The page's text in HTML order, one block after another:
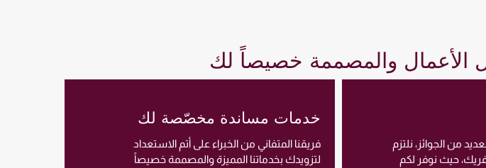
الأعمال والمصممة خصيصاً لك
من الجوائز، نلتزم
حيث نوفر لكم
خدمات مساندة مخصّصة لك
فريقنا المتفاني من الخبراء على أتم الاستعداد
لتزويدك بخدماتنا المميزة والمصممة خصيصاً